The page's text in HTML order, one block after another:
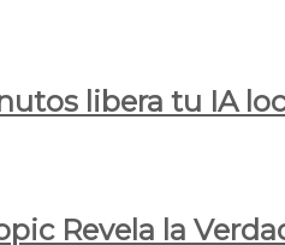
libera tu IA
Revela la